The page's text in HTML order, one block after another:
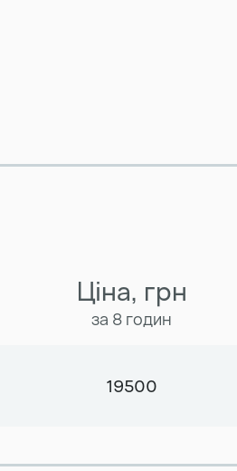
Ціна, грн
за 8 годин
19500